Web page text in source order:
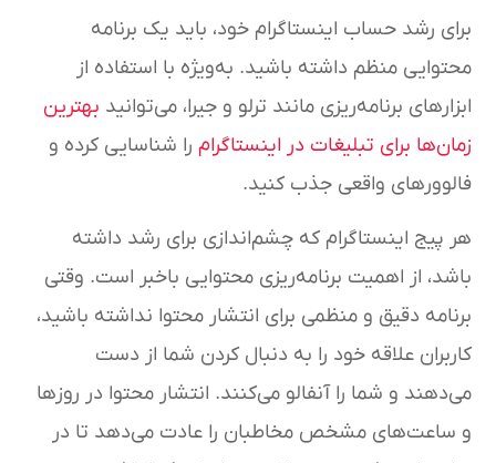
برای رشد حساب اینستاگرام خود، باید یک برنامه
محتوایی منظم داشته باشید. به‌ویژه با استفاده از
ابزارهای برنامه‌ریزی مانند ترلو و جیرا، می‌توانید بهترین
زمان‌ها برای تبلیغات در اینستاگرام را شناسایی کرده و
فالوورهای واقعی جذب کنید.
هر پیج اینستاگرام که چشم‌اندازی برای رشد داشته
باشد، از اهمیت برنامه‌ریزی محتوایی باخبر است. وقتی
برنامه دقیق و منظمی برای انتشار محتوا نداشته باشید،
کاربران علاقه خود را به دنبال کردن شما از دست
می‌دهند و شما را آنفالو می‌کنند. انتشار محتوا در روزها
و ساعت‌های مشخص مخاطبان را عادت می‌دهد تا در